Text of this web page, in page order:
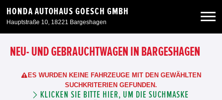
HONDA AUTOHAUS GOESCH GMBH
Hauptstraße 10, 18221 Bargeshagen
Neuwagen
Gebrauchtwagen
NEU- UND GEBRAUCHTWAGEN IN BARGESHAGEN
ES WURDEN KEINE FAHRZEUGE MIT DEN GEWÄHLTEN
SUCHKRITERIEN GEFUNDEN.
KLICKEN SIE BITTE HIER, UM DIE SUCHMASKE